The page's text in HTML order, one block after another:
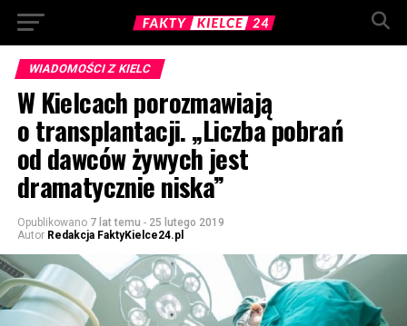
WIADOMOŚCI Z KIELC
W Kielcach porozmawiają
o transplantacji. „Liczba pobrań
od dawców żywych jest
dramatycznie niska”
Opublikowano 7 lat temu - 25 lutego 2019
Autor Redakcja FaktyKielce24.pl